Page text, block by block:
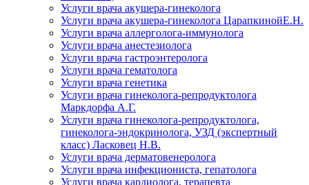
Услуги врача акушера-гинеколога
Услуги врача акушера-гинеколога ЦарапкинойЕ.Н.
Услуги врача аллерголога-иммунолога
Услуги врача анестезиолога
Услуги врача гастроэнтеролога
Услуги врача гематолога
Услуги врача генетика
Услуги врача гинеколога-репродуктолога
Маркдорфа А.Г.
Услуги врача гинеколога-репродуктолога,
гинеколога-эндокринолога, УЗД (экспертный
класс) Ласковец Н.В.
Услуги врача дерматовенеролога
Услуги врача инфекциониста, гепатолога
Услуги врача кардиолога, терапевта